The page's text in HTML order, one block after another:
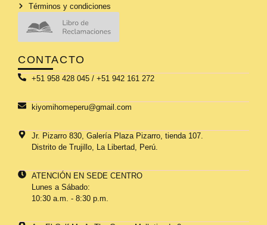
Términos y condiciones
CONTACTO
+51 958 428 045 / +51 942 161 272
kiyomihomeperu@gmail.com
Jr. Pizarro 830, Galería Plaza Pizarro, tienda 107.
Distrito de Trujillo, La Libertad, Perú.
ATENCIÓN EN SEDE CENTRO
Lunes a Sábado:
10:30 a.m. - 8:30 p.m.